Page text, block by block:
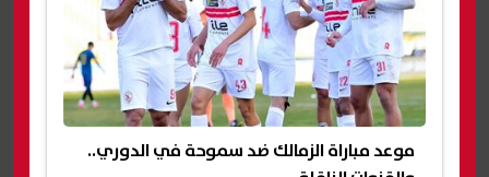
موعد مباراة الزمالك ضد سموحة في الدوري..